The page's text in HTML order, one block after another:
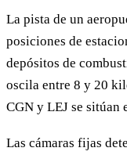
La pista de un
posiciones de
depósitos de
oscila entre 8 y 20
CGN y LEJ se sitúan
Las cámaras fijas